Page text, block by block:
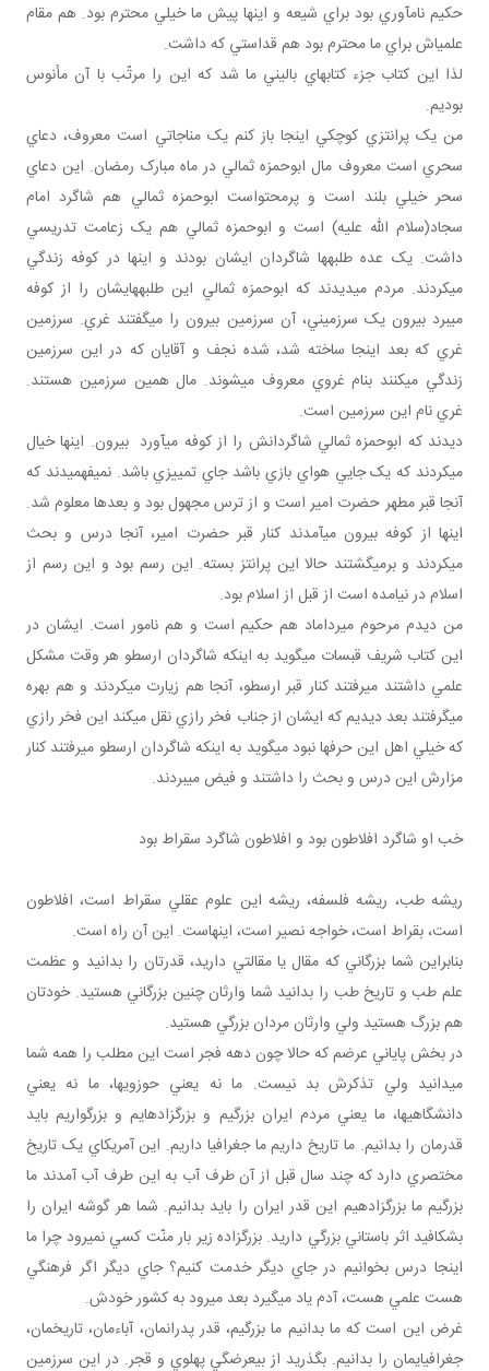
حکيم نام آوري بود براي شيعه و اينها پيش ما خيلي محترم بود. هم مقام
علمي اش براي ما محترم بود هم قداستي که داشت.
لذا اين کتاب جزء کتاب هاي باليني ما شد که اين را مرتّب با آن مأنوس
بوديم.
من يک پرانتزي کوچکي اينجا باز کنم يک مناجاتي است معروف، دعاي
سحري است معروف مال ابوحمزه ثمالي در ماه مبارک رمضان. اين دعاي
سحر خيلي بلند است و پرمحتواست ابوحمزه ثمالي هم شاگرد امام
سجاد(سلام الله عليه) است و ابوحمزه ثمالي هم يک زعامت تدريسي
داشت. يک عده طلبه ها شاگردان ايشان بودند و اينها در کوفه زندگي
مي کردند. مردم مي ديدند که ابوحمزه ثمالي اين طلبه هايشان را از کوفه
مي برد بيرون يک سرزميني، آن سرزمين بيرون را مي گفتند غري. سرزمين
غري که بعد اينجا ساخته شد، شده نجف و آقايان که در اين سرزمين
زندگي مي کنند بنام غروي معروف مي شوند. مال همين سرزمين هستند.
غري نام اين سرزمين است.
ديدند که ابوحمزه ثمالي شاگردانش را از کوفه مي آورد بيرون. اينها خيال
مي کردند که يک جايي هواي بازي باشد جاي تمييزي باشد. نمي فهميدند که
آنجا قبر مطهر حضرت امير است و از ترس مجهول بود و بعدها معلوم شد.
اينها از کوفه بيرون مي آمدند کنار قبر حضرت امير، آنجا درس و بحث
مي کردند و برمي گشتند حالا اين پرانتز بسته. اين رسم بود و اين رسم از
اسلام در نيامده است از قبل از اسلام بود.
من ديدم مرحوم ميرداماد هم حکيم است و هم نامور است. ايشان در
اين کتاب شريف قبسات مي گويد به اينکه شاگردان ارسطو هر وقت مشکل
علمي داشتند مي رفتند کنار قبر ارسطو، آنجا هم زيارت مي کردند و هم بهره
مي گرفتند بعد ديديم که ايشان از جناب فخر رازي نقل مي کند اين فخر رازي
که خيلي اهل اين حرف ها نبود مي گويد به اينکه شاگردان ارسطو مي رفتند کنار
مزارش اين درس و بحث را داشتند و فيض مي بردند.
خب او شاگرد افلاطون بود و افلاطون شاگرد سقراط بود
ريشه طب، ريشه فلسفه، ريشه اين علوم عقلي سقراط است، افلاطون
است، بقراط است، خواجه نصير است، اينهاست. اين آن راه است.
بنابراين شما بزرگاني که مقال يا مقالتي داريد، قدرتان را بدانيد و عظمت
علم طب و تاريخ طب را بدانيد شما وارثان چنين بزرگاني هستيد. خودتان
هم بزرگ هستيد ولي وارثان مردان بزرگي هستيد.
در بخش پاياني عرضم که حالا چون دهه فجر است اين مطلب را همه شما
مي دانيد ولي تذکرش بد نيست. ما نه يعني حوزوي ها، ما نه يعني
دانشگاهي ها، ما يعني مردم ايران بزرگيم و بزرگ زاده ايم و بزرگواريم بايد
قدرمان را بدانيم. ما تاريخ داريم ما جغرافيا داريم. اين آمريکاي يک تاريخ
مختصري دارد که چند سال قبل از آن طرف آب به اين طرف آب آمدند ما
بزرگيم ما بزرگ زاده يم اين قدر ايران را بايد بدانيم. شما هر گوشه ايران را
بشکافيد اثر باستاني بزرگي داريد. بزرگ زاده زير بار منّت کسي نمي رود چرا ما
اينجا درس بخوانيم در جاي ديگر خدمت کنيم؟ جاي ديگر اگر فرهنگي
هست علمي هست، آدم ياد مي گيرد بعد مي رود به کشور خودش.
غرض اين است که ما بدانيم ما بزرگيم، قدر پدرانمان، آباءمان، تاريخمان،
جغرافيايمان را بدانيم. بگذريد از بي عرضگي پهلوي و قجر. در اين سرزمين